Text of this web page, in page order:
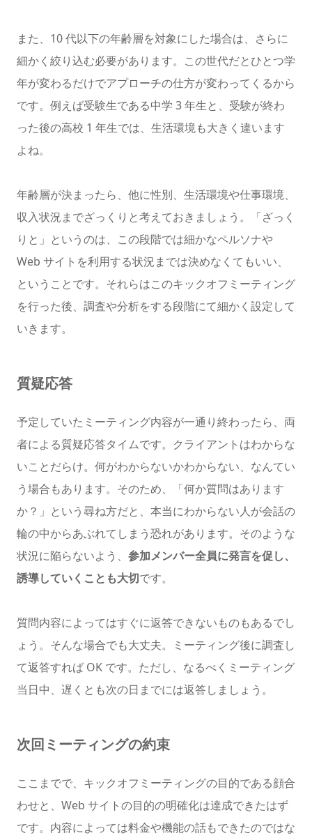
また、10 代以下の年齢層を対象にした場合は、さらに
細かく絞り込む必要があります。この世代だとひとつ学
年が変わるだけでアプローチの仕方が変わってくるから
です。例えば受験生である中学 3 年生と、受験が終わ
った後の高校 1 年生では、生活環境も大きく違います
よね。
年齢層が決まったら、他に性別、生活環境や仕事環境、
収入状況までざっくりと考えておきましょう。「ざっく
りと」というのは、この段階では細かなペルソナや
Web サイトを利用する状況までは決めなくてもいい、
ということです。それらはこのキックオフミーティング
を行った後、調査や分析をする段階にて細かく設定して
いきます。
質疑応答
予定していたミーティング内容が一通り終わったら、両
者による質疑応答タイムです。クライアントはわからな
いことだらけ。何がわからないかわからない、なんてい
う場合もあります。そのため、「何か質問はあります
か？」という尋ね方だと、本当にわからない人が会話の
輪の中からあぶれてしまう恐れがあります。そのような
状況に陥らないよう、 参加メンバー全員に発言を促し、
誘導していくことも大切です。
質問内容によってはすぐに返答できないものもあるでし
ょう。そんな場合でも大丈夫。ミーティング後に調査し
て返答すれば OK です。ただし、なるべくミーティング
当日中、遅くとも次の日までには返答しましょう。
次回ミーティングの約束
ここまでで、キックオフミーティングの目的である顔合
わせと、Web サイトの目的の明確化は達成できたはず
です。内容によっては料金や機能の話もできたのではな